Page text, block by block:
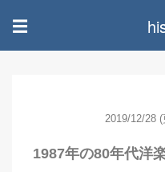
☰
2019/12/28
1987年の80年代洋